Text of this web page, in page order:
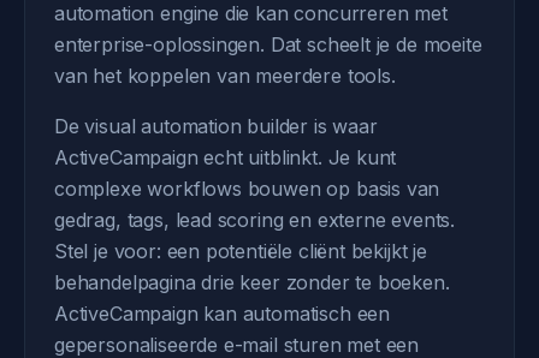
automation engine die kan concurreren met
enterprise-oplossingen. Dat scheelt je de moeite
van het koppelen van meerdere tools.
De visual automation builder is waar
ActiveCampaign echt uitblinkt. Je kunt
complexe workflows bouwen op basis van
gedrag, tags, lead scoring en externe events.
Stel je voor: een potentiële cliënt bekijkt je
behandelpagina drie keer zonder te boeken.
ActiveCampaign kan automatisch een
gepersonaliseerde e-mail sturen met een